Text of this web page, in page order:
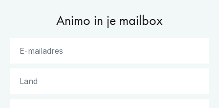
Animo in je mailbox